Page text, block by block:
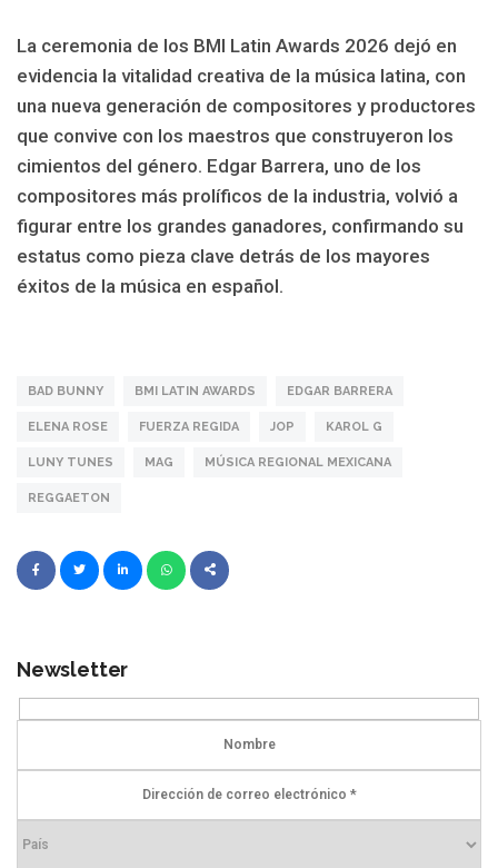
La ceremonia de los BMI Latin Awards 2026 dejó en
evidencia la vitalidad creativa de la música latina, con
una nueva generación de compositores y productores
que convive con los maestros que construyeron los
cimientos del género. Edgar Barrera, uno de los
compositores más prolíficos de la industria, volvió a
figurar entre los grandes ganadores, confirmando su
estatus como pieza clave detrás de los mayores
éxitos de la música en español.
BAD BUNNY BMI LATIN AWARDS EDGAR BARRERA
ELENA ROSE FUERZA REGIDA JOP KAROL G
LUNY TUNES MAG MÚSICA REGIONAL MEXICANA
REGGAETON
Newsletter